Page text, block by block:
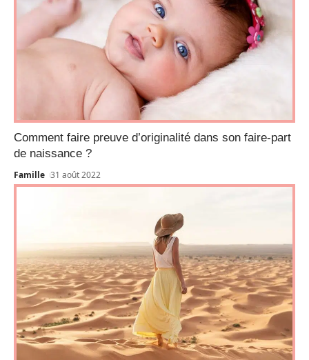
Comment faire preuve d’originalité dans son faire-part
de naissance ?
Famille 31 août 2022